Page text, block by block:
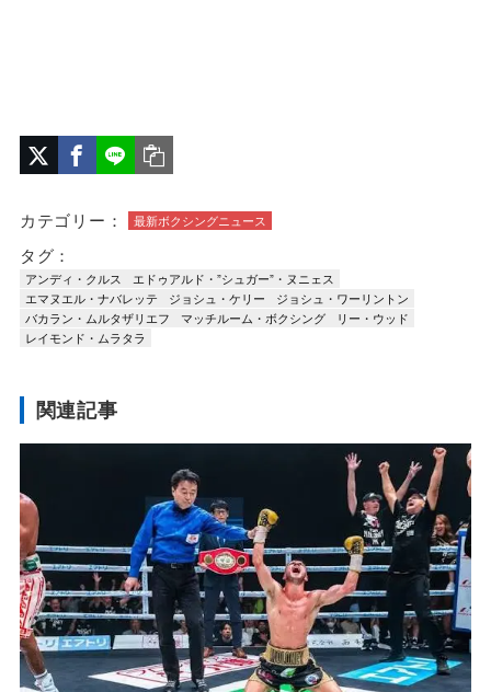
カテゴリー： 最新ボクシングニュース
タグ：
アンディ・クルス
エドゥアルド・”シュガー”・ヌニェス
エマヌエル・ナバレッテ
ジョシュ・ケリー
ジョシュ・ワーリントン
バカラン・ムルタザリエフ
マッチルーム・ボクシング
リー・ウッド
レイモンド・ムラタラ
関連記事